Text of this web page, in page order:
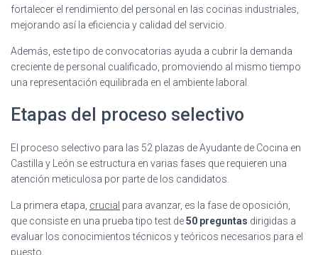
fortalecer el rendimiento del personal en las cocinas industriales,
mejorando así la eficiencia y calidad del servicio.
Además, este tipo de convocatorias ayuda a cubrir la demanda
creciente de personal cualificado, promoviendo al mismo tiempo
una representación equilibrada en el ambiente laboral.
Etapas del proceso selectivo
El proceso selectivo para las 52 plazas de Ayudante de Cocina en
Castilla y León se estructura en varias fases que requieren una
atención meticulosa por parte de los candidatos.
La primera etapa, crucial para avanzar, es la fase de oposición,
que consiste en una prueba tipo test de50 preguntas dirigidas a
evaluar los conocimientos técnicos y teóricos necesarios para el
puesto.